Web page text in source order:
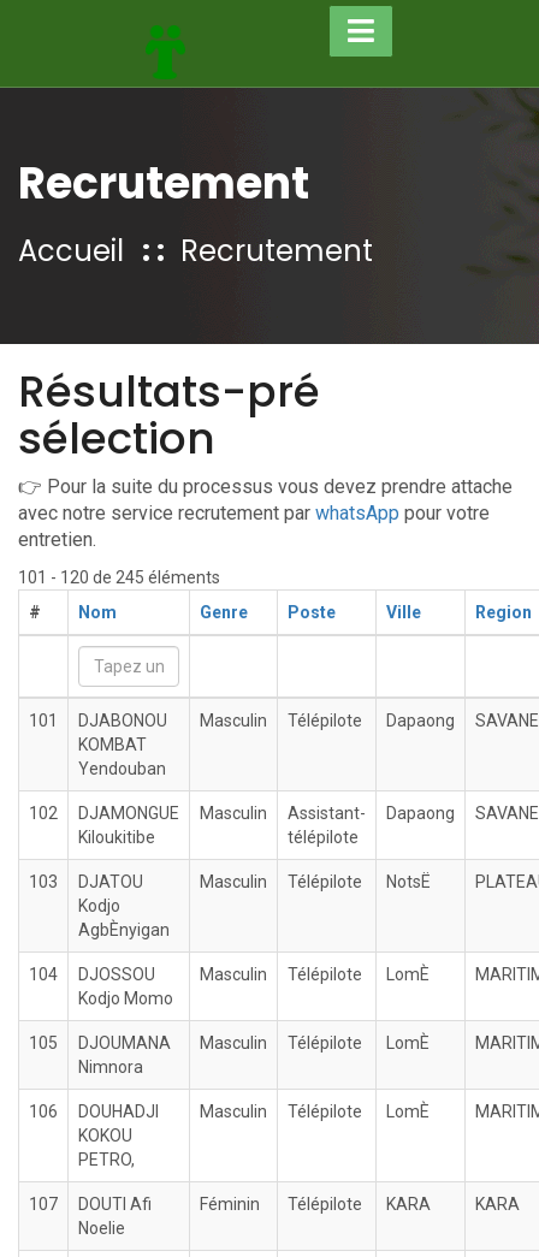
Recrutement
Accueil Recrutement
Résultats-pré
sélection
👉 Pour la suite du processus vous devez prendre attache
avec notre service recrutement par whatsApp pour votre
entretien.
101 - 120 de 245 éléments
#
Nom Genre Poste Ville Region
101
DJABONOU
KOMBAT
Yendouban
Masculin Télépilote Dapaong
102
DJAMONGUE
Kiloukitibe
Masculin
Assistant-
télépilote
Dapaong
103
DJATOU
Kodjo
AgbÈnyigan
Masculin Télépilote NotsË
104
DJOSSOU
Kodjo Momo
Masculin Télépilote LomÈ
105
DJOUMANA
Nimnora
Masculin Télépilote LomÈ
106
DOUHADJI
KOKOU
PETRO,
Masculin Télépilote LomÈ
107
DOUTI Afi
Noelie
Féminin Télépilote KARA KARA